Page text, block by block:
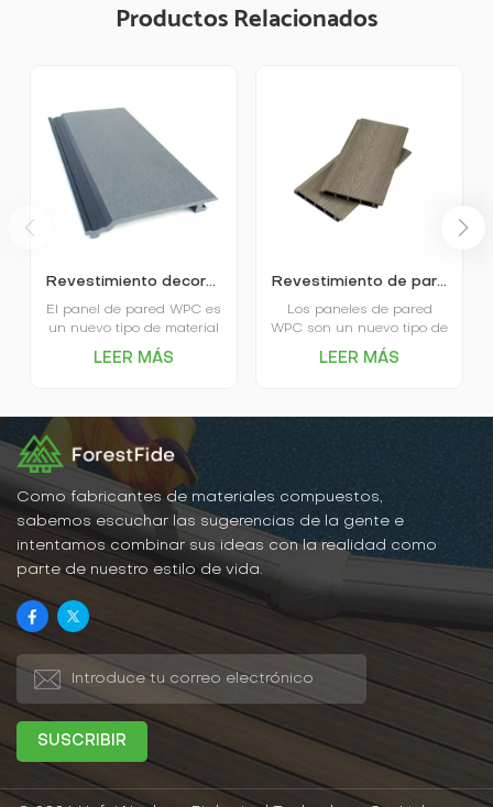
Productos Relacionados
Revestimiento decorativo de pared de WPC para exteriores
El panel de pared WPC es
un nuevo tipo de material
decorativo ecológico, que
está hecho principalmente
material básico, mezclado
con materiales poliméricos
termoplásticos (plásticos)
y coadyuvantes de
procesamiento, etc., y
luego se calienta y
equipo de molde y se
fabrica.
LEER MÁS
Revestimiento de pared decorativo coextruido con paneles huecos para jardín
Los paneles de pared
WPC son un nuevo tipo de
material de construcción
que combina las ventajas
daño a los recursos
forestales.
LEER MÁS
Como fabricantes de materiales compuestos,
sabemos escuchar las sugerencias de la gente e
intentamos combinar sus ideas con la realidad como
parte de nuestro estilo de vida.